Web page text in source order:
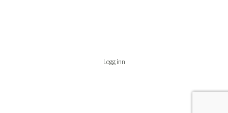
Logg inn